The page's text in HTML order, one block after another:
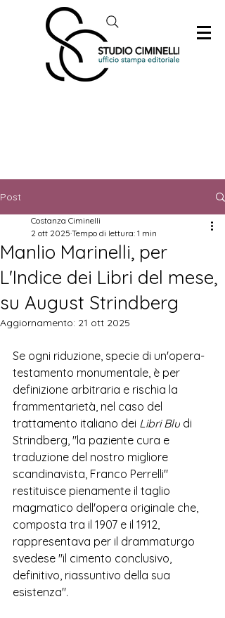
Post
Manlio Marinelli, per
L'Indice dei Libri del mese,
su August Strindberg
Costanza Ciminelli
2 ott 2025 Tempo di lettura: 1 min
Aggiornamento: 21 ott 2025
Se ogni riduzione, specie di un'opera-
testamento monumentale, è per
definizione arbitraria e rischia la
frammentarietà, nel caso del
trattamento italiano dei Libri Blu di
Strindberg, "la paziente cura e
traduzione del nostro migliore
scandinavista, Franco Perrelli"
restituisce pienamente il taglio
magmatico dell'opera originale che,
composta tra il 1907 e il 1912,
rappresentava per il drammaturgo
svedese "il cimento conclusivo,
definitivo, riassuntivo della sua
esistenza".